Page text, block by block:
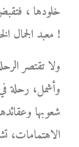
خلودها ،
معبد الجمال الخالد الذي استحقته عن جدارة !
ولا تقتصر
وأشمل، رحلة
شعوبها
الاهتمامات،